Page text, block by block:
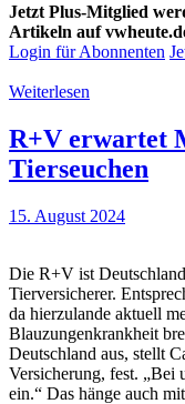
Jetzt Plus-Mitglied
Artikeln auf
Login für Abonnenten
Weiterlesen
R+V erwartet
Tierseuchen
15. August 2024
Die R+V ist
Tierversicherer.
da hierzulande aktuell
Blauzungenkrankheit
Deutschland aus, stellt
Versicherung, fest. „Bei
ein.“ Das hänge auch